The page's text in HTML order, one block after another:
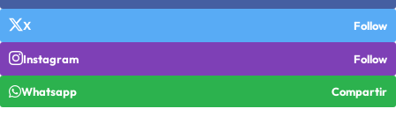
X Follow
Instagram Follow
Whatsapp Compartir